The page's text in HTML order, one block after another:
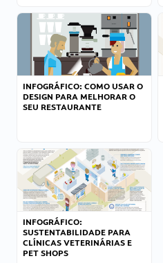
INFOGRÁFICO: COMO USAR O
DESIGN PARA MELHORAR O
SEU RESTAURANTE
INFOGRÁFICO:
SUSTENTABILIDADE PARA
CLÍNICAS VETERINÁRIAS E
PET SHOPS